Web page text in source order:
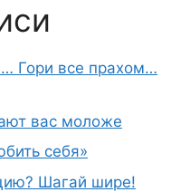
Гори все прахом…
вас моложе
себя»
Шагай шире!